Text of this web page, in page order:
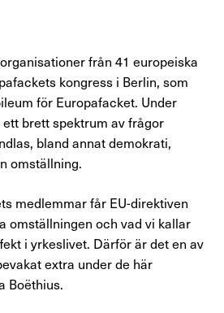
Rapporter
Remissvar
Nationella samarbeten
Internationellt arbete
från 41 europeiska
kongress i Berlin, som
för Europafacket. Under
brett spektrum av frågor
bland annat demokrati,
omställning.
medlemmar får EU-direktiven
omställningen och vad vi kallar
i yrkeslivet. Därför är det en av
extra under de här
Boëthius.